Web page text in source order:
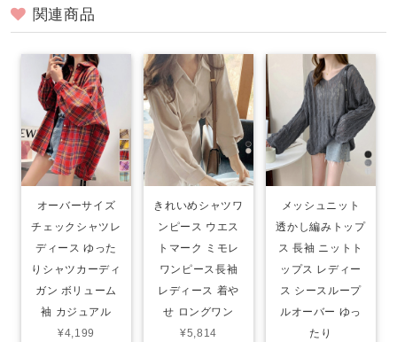
関連商品
オーバーサイズ
チェックシャツレ
ディース ゆった
りシャツカーディ
ガン ボリューム
袖 カジュアル
¥4,199
きれいめシャツワ
ンピース ウエス
トマーク ミモレ
ワンピース長袖
レディース 着や
せ ロングワン
¥5,814
メッシュニット
透かし編みトップ
ス 長袖 ニットト
ップス レディー
ス シースループ
ルオーバー ゆっ
たり